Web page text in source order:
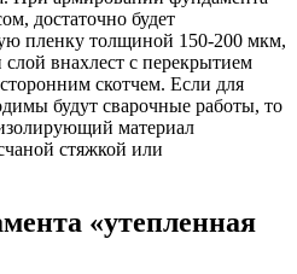
достаточно будет
пленку толщиной 150-200 мкм,
внахлест с перекрытием
скотчем. Если для
будут сварочные работы, то
материал
стяжкой или
«утепленная